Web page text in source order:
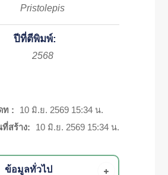
Pristolepis
ปีที่ตีพิมพ์:
2568
ท :
10 มิ.ย. 2569 15:34 น.
ที่สร้าง:
10 มิ.ย. 2569 15:34 น.
ข้อมูลทั่วไป